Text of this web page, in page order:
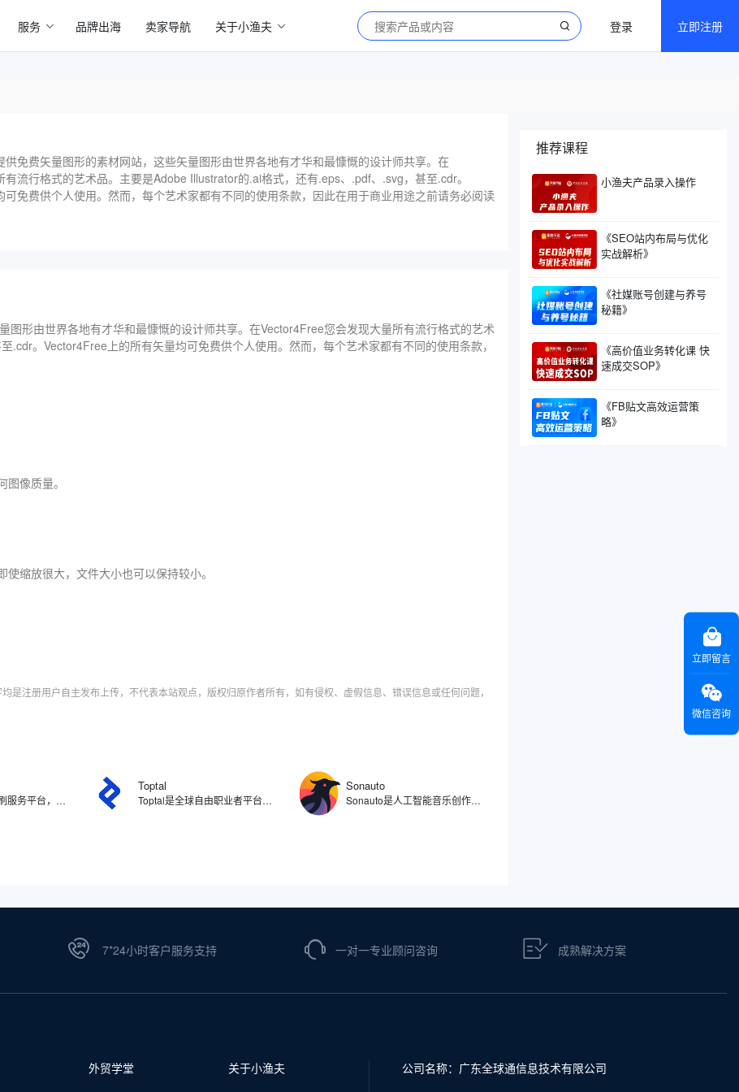
服务 品牌出海 卖家导航 关于小渔夫 登录 立即注册
免费矢量图形的素材网站，这些矢量图形由世界各地有才华和最慷慨的设计师共享。在
流行格式的艺术品。主要是Adobe Illustrator的.ai格式，还有.eps、.pdf、.svg，甚至.cdr。
免费供个人使用。然而，每个艺术家都有不同的使用条款，因此在用于商业用途之前请务必阅读
图形由世界各地有才华和最慷慨的设计师共享。在Vector4Free您会发现大量所有流行格式的艺术
。Vector4Free上的所有矢量均可免费供个人使用。然而，每个艺术家都有不同的使用条款，
像质量。
缩放很大，文件大小也可以保持较小。
是注册用户自主发布上传，不代表本站观点，版权归原作者所有，如有侵权、虚假信息、错误信息或任何问题，
Gelato是按需印刷服务平台，与全球32个国家的140多个本地生产合作伙伴网络，提供从设计、生产到物流的一站式按需生产服务。支持包括服装、家居装饰、文具、礼品等在内的200多种产品的定制化生产，将订单自动分配给距离客户最近的工厂，实现72小时内快速交付。此外，Gelato并支持与Shopify、Etsy、Amazon等主流电商平台无缝对接。
Toptal
Toptal是全球自由职业者平台，为企业提供严格筛选的顶尖自由职业人才，涵盖软件工程师、设计师、财务专家、产品经理和项目经理等多个领域。Toptal有严格的筛选过程，申请者需通过多轮测试，包括语言能力、技能评估和项目模拟等环节，从而确保每一位加入的自由职业者都具备卓越的技术能力和专业素养，让客户找到合适的专业人员。
Sonauto
Sonauto是人工智能音乐创作平台，能够将您的文本、歌词、旋律想法以及是简单的情绪描述，转化成有特定风格和完整结构的音乐作品。与传统的音乐制作软件不同，Sonauto经过大量音乐数据的学习训练，能理解音乐的构成元素，既能根据提示生成民谣、摇滚、电子等多元风格的原创音乐，又提供编辑，让用户自由调整旋律、节奏和乐器组合。
推荐课程
小渔夫产品录入操作
《SEO站内布局与优化
实战解析》
《社媒账号创建与养号
秘籍》
《高价值业务转化课 快
速成交SOP》
《FB贴文高效运营策
略》
7*24小时客户服务支持 一对一专业顾问咨询 成熟解决方案
外贸学堂 关于小渔夫 公司名称：广东全球通信息技术有限公司
立即留言
微信咨询